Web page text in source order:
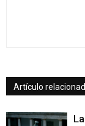
Artículo